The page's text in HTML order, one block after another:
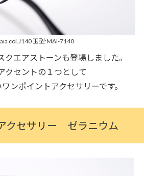
col.J140 玉型:MAI-7140
クエアストーンも登場しました。
クセントの１つとして
ンポイントアクセサリーです。
クセサリー ゼラニウム